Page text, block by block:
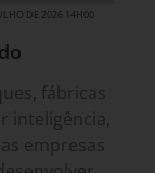
DE 2026 14H00
fábricas
inteligência,
empresas